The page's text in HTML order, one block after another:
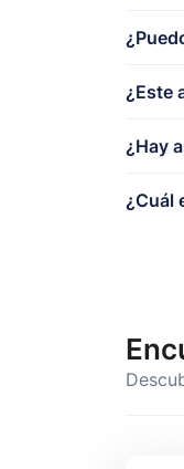
¿Este
¿Hay
¿Cuál